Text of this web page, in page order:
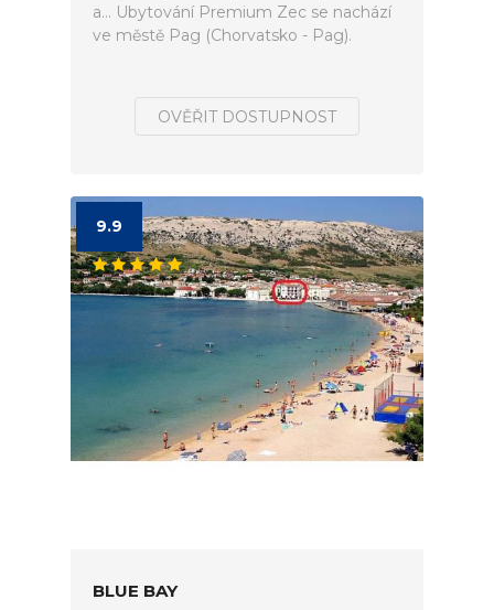
a... Ubytování Premium Zec se nachází
ve městě Pag (Chorvatsko - Pag).
OVĚŘIT DOSTUPNOST
9.9
BLUE BAY